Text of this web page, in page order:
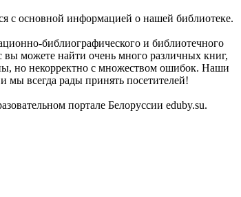
с основной информацией о нашей библиотеке.
библиографического и библиотечного
можете найти очень много различных книг,
но некорректно с множеством ошибок. Наши
всегда рады принять посетителей!
портале Белоруссии eduby.su.